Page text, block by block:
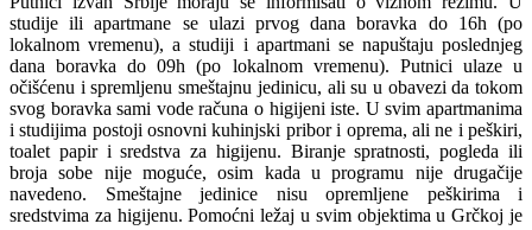
studije ili apartmane se ulazi prvog dana boravka do 16h (po
lokalnom vremenu), a studiji i apartmani se napuštaju poslednjeg
dana boravka do 09h (po lokalnom vremenu). Putnici ulaze u
očišćenu i spremljenu smeštajnu jedinicu, ali su u obavezi da tokom
svog boravka sami vode računa o higijeni iste. U svim apartmanima
i studijima postoji osnovni kuhinjski pribor i oprema, ali ne i peškiri,
toalet papir i sredstva za higijenu. Biranje spratnosti, pogleda ili
broja sobe nije moguće, osim kada u programu nije drugačije
navedeno. Smeštajne jedinice nisu opremljene peškirima i
sredstvima za higijenu. Pomoćni ležaj u svim objektima u Grčkoj je